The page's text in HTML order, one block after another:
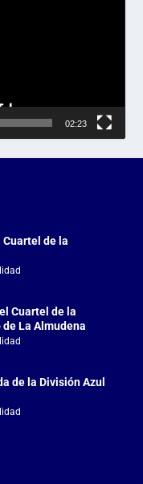
02:23
Cuartel de la
Cuartel de la
La Almudena
de la División Azul